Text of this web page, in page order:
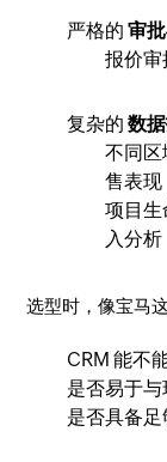
严格的审
报价
复杂的数
不同
售表现
项目生
入分析
选型时，像宝马
CRM 能不
是否易于
是否具备